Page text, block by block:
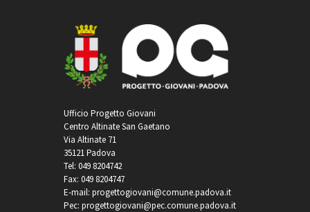
Ufficio Progetto Giovani
Centro Altinate San Gaetano
Via Altinate 71
35121 Padova
Tel: 049 8204742
Fax: 049 8204747
E-mail: progettogiovani@comune.padova.it
Pec: progettogiovani@pec.comune.padova.it